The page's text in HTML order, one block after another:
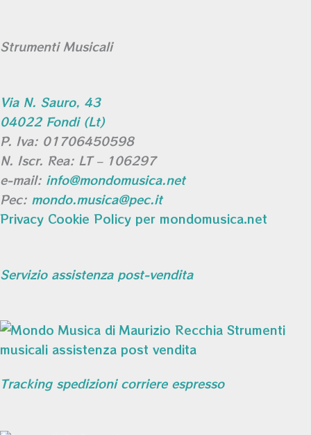
Strumenti Musicali
Via N. Sauro, 43
04022 Fondi (Lt)
P. Iva: 01706450598
N. Iscr. Rea: LT – 106297
e-mail: info@mondomusica.net
Pec: mondo.musica@pec.it
Privacy Cookie Policy per mondomusica.net
Servizio assistenza post-vendita
Tracking spedizioni corriere espresso